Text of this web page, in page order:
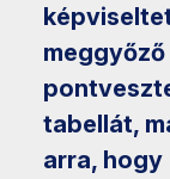
tabellát,
arra, hogy